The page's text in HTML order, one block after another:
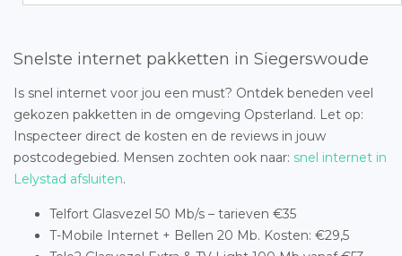
Snelste internet pakketten in Siegerswoude
Is snel internet voor jou een must? Ontdek beneden veel
gekozen pakketten in de omgeving Opsterland. Let op:
Inspecteer direct de kosten en de reviews in jouw
postcodegebied. Mensen zochten ook naar: snel internet in
Lelystad afsluiten.
Telfort Glasvezel 50 Mb/s – tarieven €35
T-Mobile Internet + Bellen 20 Mb. Kosten: €29,5